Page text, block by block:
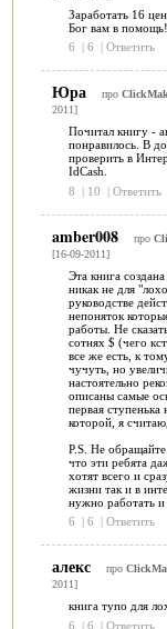
Заработать 16
Бог вам в помощь!
6
| 6 | Ответить
Юра про
2011]
Почитал книгу -
понравилось. В
проверить в
IdCash.
8
| 10 | Ответить
amber008 про
[16-09-2011]
Эта книга
никак не для
руководстве
непоняток
работы. Не
сотнях $ (чего
все же есть, к
чучуть, но
настоятельно
описаны самые
первая
которой, я
P.S. Не
что эти ребята
хотят всего и
жизни так и в
нужно работать и
6
| 6 | Ответить
алекс про
2011]
книга тупо для
6
| 6 | Ответить